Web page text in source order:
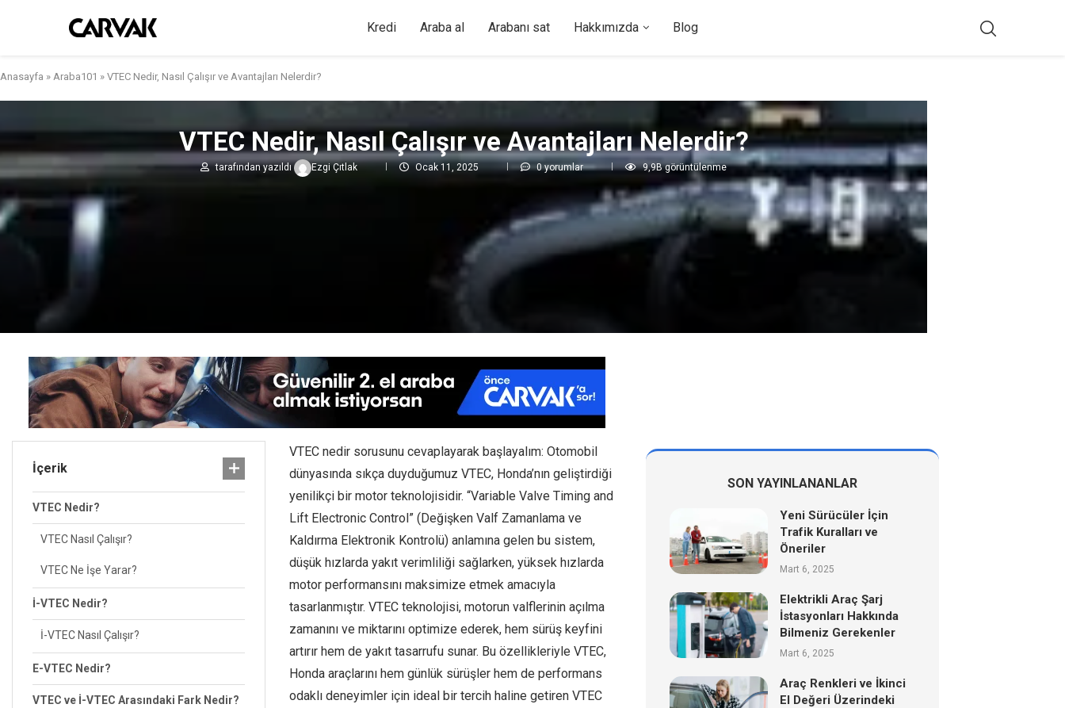
Kredi Araba al Arabanı sat Hakkımızda Blog
Anasayfa » Araba101 » VTEC Nedir, Nasıl Çalışır ve Avantajları Nelerdir?
VTEC Nedir, Nasıl Çalışır ve Avantajları Nelerdir?
tarafından yazıldı Ezgi Çıtlak Ocak 11, 2025 0 yorumlar 9,9Bgörüntülenme
İçerik
VTEC Nedir?
VTEC Nasıl Çalışır?
VTEC Ne İşe Yarar?
İ-VTEC Nedir?
İ-VTEC Nasıl Çalışır?
E-VTEC Nedir?
VTEC ve İ-VTEC Arasındaki Fark Nedir?
VTEC nedir sorusunu cevaplayarak başlayalım: Otomobil
dünyasında sıkça duyduğumuz VTEC, Honda’nın geliştirdiği
yenilikçi bir motor teknolojisidir. “Variable Valve Timing and
Lift Electronic Control” (Değişken Valf Zamanlama ve
Kaldırma Elektronik Kontrolü) anlamına gelen bu sistem,
düşük hızlarda yakıt verimliliği sağlarken, yüksek hızlarda
motor performansını maksimize etmek amacıyla
tasarlanmıştır. VTEC teknolojisi, motorun valflerinin açılma
zamanını ve miktarını optimize ederek, hem sürüş keyfini
artırır hem de yakıt tasarrufu sunar. Bu özellikleriyle VTEC,
Honda araçlarını hem günlük sürüşler hem de performans
odaklı deneyimler için ideal bir tercih haline getiren VTEC
SON YAYINLANANLAR
Yeni Sürücüler İçin
Trafik Kuralları ve
Öneriler
Mart 6, 2025
Elektrikli Araç Şarj
İstasyonları Hakkında
Bilmeniz Gerekenler
Mart 6, 2025
Araç Renkleri ve İkinci
El Değeri Üzerindeki